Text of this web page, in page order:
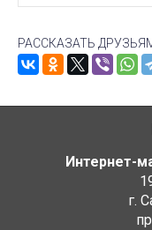
РАССКАЗАТЬ
Интернет-
г.